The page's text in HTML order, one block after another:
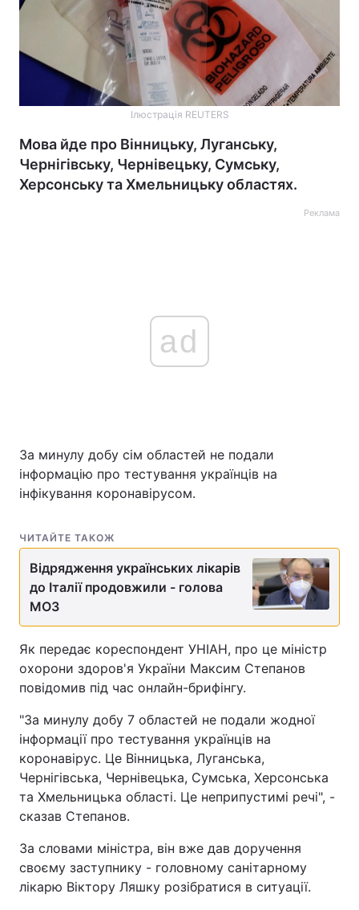
Ілюстрація REUTERS
Мова йде про Вінницьку, Луганську,
Чернігівську, Чернівецьку, Сумську,
Херсонську та Хмельницьку областях.
Реклама
ad
За минулу добу сім областей не подали
інформацію про тестування українців на
інфікування коронавірусом.
ЧИТАЙТЕ ТАКОЖ
Відрядження українських лікарів
до Італії продовжили - голова
МОЗ
Як передає кореспондент УНІАН, про це міністр
охорони здоров'я України Максим Степанов
повідомив під час онлайн-брифінгу.
"За минулу добу 7 областей не подали жодної
інформації про тестування українців на
коронавірус. Це Вінницька, Луганська,
Чернігівська, Чернівецька, Сумська, Херсонська
та Хмельницька області. Це неприпустимі речі", -
сказав Степанов.
За словами міністра, він вже дав доручення
своєму заступнику - головному санітарному
лікарю Віктору Ляшку розібратися в ситуації.